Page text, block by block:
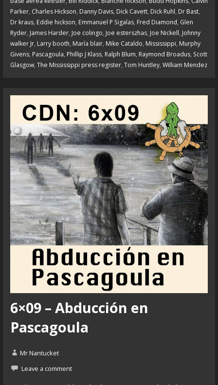
Parker, Charles Hickson, Danny Davis, Dick Cavett, Dick Ruhl, Dr Bast,
Dr kraus, Eddie hickson, Emmanuel P Sigalas, Fred Diamond, Glen
Ryder, James Harder, Joe colingo, Joe esterszhas, Joe Nickell, Johnny
walker Jr, Larry booth, María blair, Mike Cataldo, Mississippi, Murphy
Givens, Pascagoula, Phillip J Klass, Ralph Blum, Raymond Broadus, Scott
Glasgow, The Mississippi press register, Tom Huntley, William Mendez
6×09 – Abducción en
Pascagoula
Mr Nantucket
Leave a comment